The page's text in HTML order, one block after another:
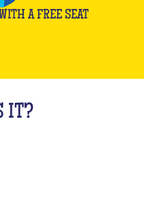
A FREE SEAT
IT?